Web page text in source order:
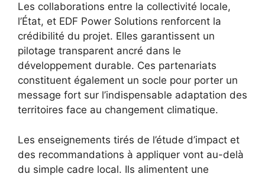
Les collaborations entre la collectivité locale,
l’État, et EDF Power Solutions renforcent la
crédibilité du projet. Elles garantissent un
pilotage transparent ancré dans le
développement durable. Ces partenariats
constituent également un socle pour porter un
message fort sur l’indispensable adaptation des
territoires face au changement climatique.
Les enseignements tirés de l’étude d’impact et
des recommandations à appliquer vont au-delà
du simple cadre local. Ils alimentent une